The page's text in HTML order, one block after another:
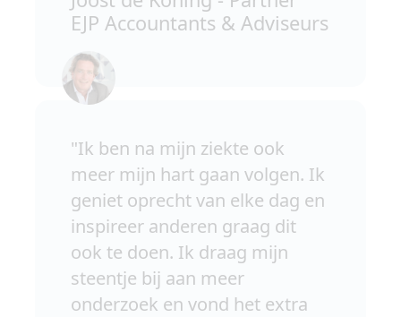
EJP Accountants & Adviseurs
"Ik ben na mijn ziekte ook
meer mijn hart gaan volgen. Ik
geniet oprecht van elke dag en
inspireer anderen graag dit
ook te doen. Ik draag mijn
steentje bij aan meer
onderzoek en vond het extra